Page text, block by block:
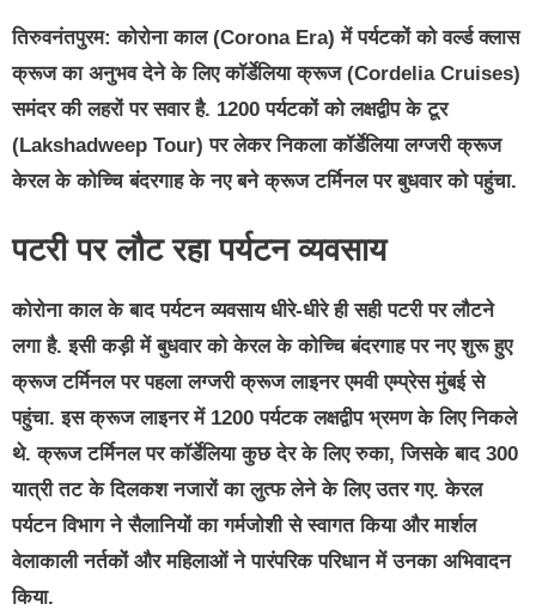
तिरुवनंतपुरम: कोरोना काल (Corona Era) में पर्यटकों को वर्ल्ड क्लास
क्रूज का अनुभव देने के लिए कॉर्डेलिया क्रूज (Cordelia Cruises)
समंदर की लहरों पर सवार है. 1200 पर्यटकों को लक्षद्वीप के टूर
(Lakshadweep Tour) पर लेकर निकला कॉर्डेलिया लग्जरी क्रूज
केरल के कोच्चि बंदरगाह के नए बने क्रूज टर्मिनल पर बुधवार को पहुंचा.
पटरी पर लौट रहा पर्यटन व्यवसाय
कोरोना काल के बाद पर्यटन व्यवसाय धीरे-धीरे ही सही पटरी पर लौटने
लगा है. इसी कड़ी में बुधवार को केरल के कोच्चि बंदरगाह पर नए शुरू हुए
क्रूज टर्मिनल पर पहला लग्जरी क्रूज लाइनर एमवी एम्प्रेस मुंबई से
पहुंचा. इस क्रूज लाइनर में 1200 पर्यटक लक्षद्वीप भ्रमण के लिए निकले
थे. क्रूज टर्मिनल पर कॉर्डेलिया कुछ देर के लिए रुका, जिसके बाद 300
यात्री तट के दिलकश नजारों का लुत्फ लेने के लिए उतर गए. केरल
पर्यटन विभाग ने सैलानियों का गर्मजोशी से स्वागत किया और मार्शल
वेलाकाली नर्तकों और महिलाओं ने पारंपरिक परिधान में उनका अभिवादन
किया.